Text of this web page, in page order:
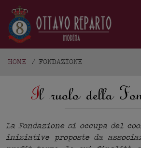
HOME / FONDAZIONE
Il ruolo della
La Fondazione si occupa del
iniziative proposte da